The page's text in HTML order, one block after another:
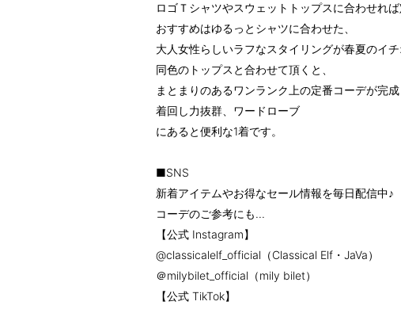
ロゴＴシャツやスウェットトップスに合わせれば
おすすめはゆるっとシャツに合わせた、
大人女性らしいラフなスタイリングが春夏のイ
同色のトップスと合わせて頂くと、
まとまりのあるワンランク上の定番コーデが完
着回し力抜群、ワードローブ
にあると便利な1着です。
■SNS
新着アイテムやお得なセール情報を毎日配信中♪
コーデのご参考にも...
【公式 Instagram】
@classicalelf_official（Classical Elf・JaVa）
＠milybilet_official（mily bilet）
【公式 TikTok】